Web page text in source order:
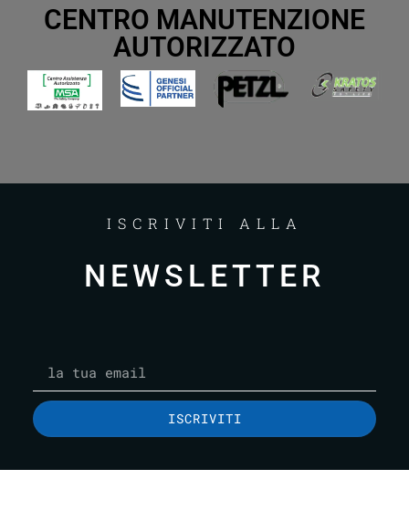
CENTRO MANUTENZIONE
AUTORIZZATO
ISCRIVITI ALLA
NEWSLETTER
ISCRIVITI